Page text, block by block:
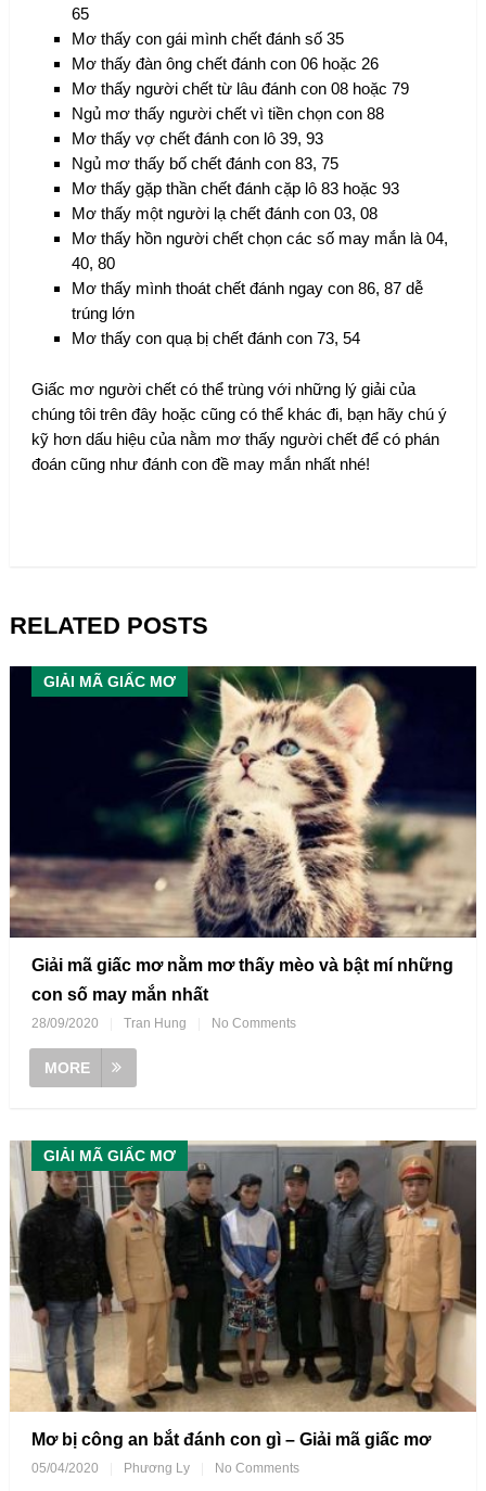
65
Mơ thấy con gái mình chết đánh số 35
Mơ thấy đàn ông chết đánh con 06 hoặc 26
Mơ thấy người chết từ lâu đánh con 08 hoặc 79
Ngủ mơ thấy người chết vì tiền chọn con 88
Mơ thấy vợ chết đánh con lô 39, 93
Ngủ mơ thấy bố chết đánh con 83, 75
Mơ thấy gặp thần chết đánh cặp lô 83 hoặc 93
Mơ thấy một người lạ chết đánh con 03, 08
Mơ thấy hồn người chết chọn các số may mắn là 04,
40, 80
Mơ thấy mình thoát chết đánh ngay con 86, 87 dễ
trúng lớn
Mơ thấy con quạ bị chết đánh con 73, 54
Giấc mơ người chết có thể trùng với những lý giải của
chúng tôi trên đây hoặc cũng có thể khác đi, bạn hãy chú ý
kỹ hơn dấu hiệu của nằm mơ thấy người chết để có phán
đoán cũng như đánh con đề may mắn nhất nhé!
RELATED POSTS
GIẢI MÃ GIẤC MƠ
Giải mã giấc mơ nằm mơ thấy mèo và bật mí những
con số may mắn nhất
28/09/2020 Tran Hung No Comments
MORE
GIẢI MÃ GIẤC MƠ
Mơ bị công an bắt đánh con gì – Giải mã giấc mơ
05/04/2020 Phương Ly No Comments